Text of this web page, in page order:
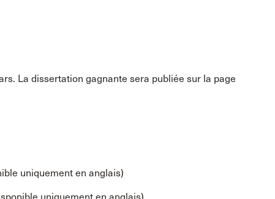
La dissertation gagnante sera publiée sur la page
uniquement en anglais)